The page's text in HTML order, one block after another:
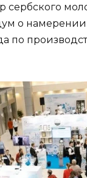
о намерении
по